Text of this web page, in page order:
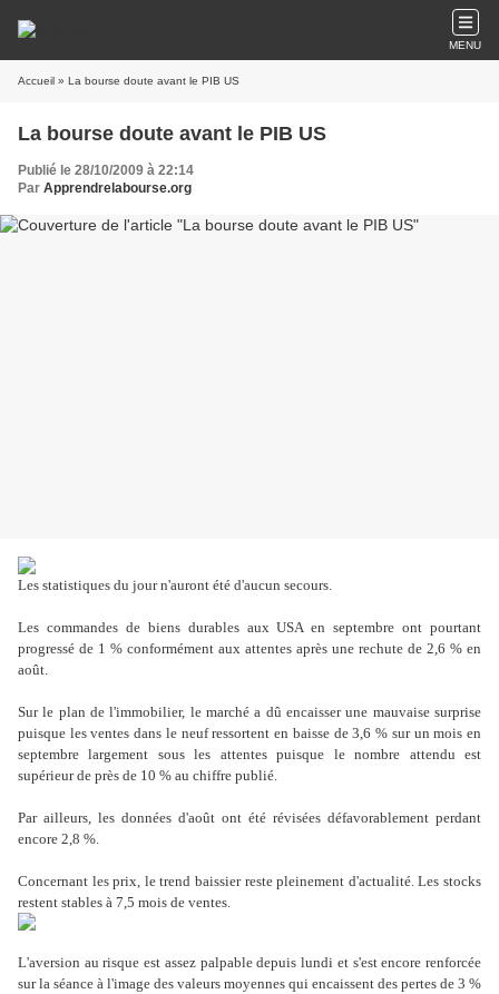
MENU
Accueil » La bourse doute avant le PIB US
La bourse doute avant le PIB US
Publié le 28/10/2009 à 22:14
Par Apprendrelabourse.org
Les statistiques du jour n'auront été d'aucun secours.
Les commandes de biens durables aux USA en septembre ont pourtant
progressé de 1 % conformément aux attentes après une rechute de 2,6 % en
août.
Sur le plan de l'immobilier, le marché a dû encaisser une mauvaise surprise
puisque les ventes dans le neuf ressortent en baisse de 3,6 % sur un mois en
septembre largement sous les attentes puisque le nombre attendu est
supérieur de près de 10 % au chiffre publié.
Par ailleurs, les données d'août ont été révisées défavorablement perdant
encore 2,8 %.
Concernant les prix, le trend baissier reste pleinement d'actualité. Les stocks
restent stables à 7,5 mois de ventes.
L'aversion au risque est assez palpable depuis lundi et s'est encore renforcée
sur la séance à l'image des valeurs moyennes qui encaissent des pertes de 3 %